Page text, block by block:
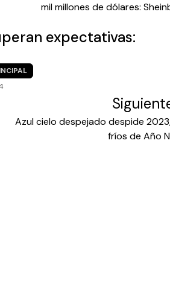
mil millones de dólares:
expectativas:
Azul cielo despejado despide
fríos de Año